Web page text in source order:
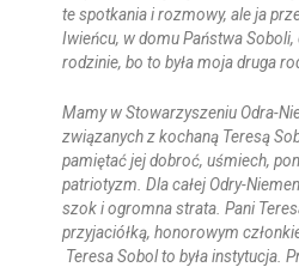
te spotkania i rozmowy, ale ja
Iwieńcu, w domu Państwa Soboli,
rodzinie, bo to była moja druga
Mamy w Stowarzyszeniu Odra-
związanych z kochaną Teresą
pamiętać jej dobroć, uśmiech,
patriotyzm. Dla całej Odry-
szok i ogromna strata. Pani
przyjaciółką, honorowym
Teresa Sobol to była instytucja.